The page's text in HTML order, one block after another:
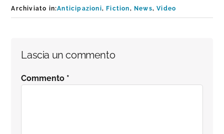
Archiviato in:Anticipazioni,Fiction,News,Video
Interazioni
del
Lascia un commento
Commento *